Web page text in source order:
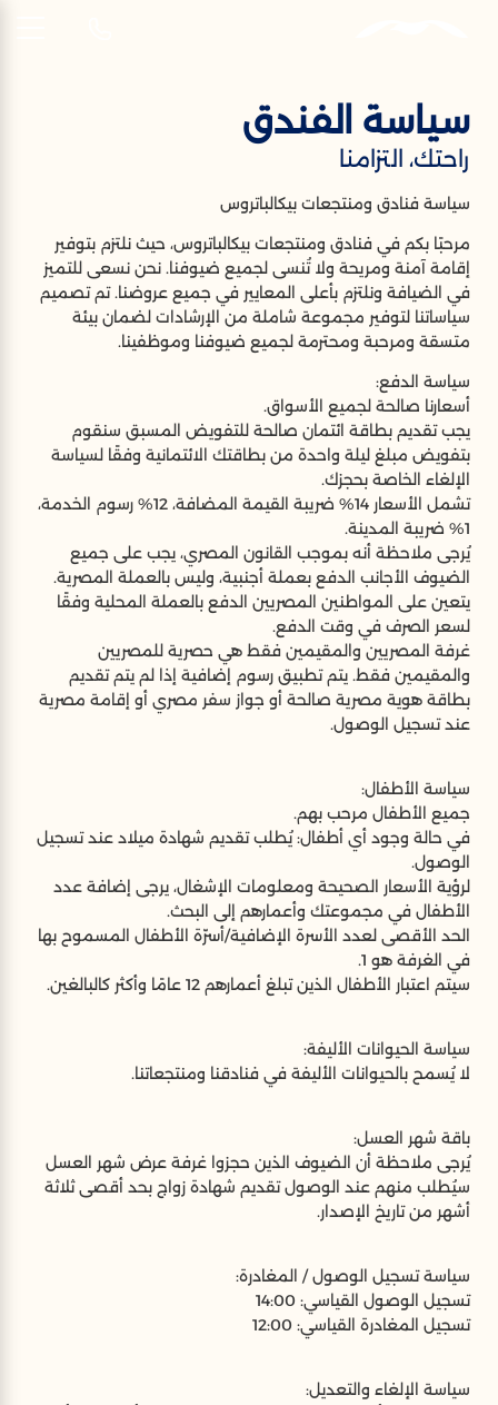
سياسة الفندق
راحتك، التزامنا
سياسة الفندق
راحتك، التزامنا
سياسة فنادق ومنتجعات بيكالباتروس
مرحبًا بكم في فنادق ومنتجعات بيكالباتروس، حيث نلتزم بتوفير
إقامة آمنة ومريحة ولا تُنسى لجميع ضيوفنا. نحن نسعى للتميز
في الضيافة ونلتزم بأعلى المعايير في جميع عروضنا. تم تصميم
سياساتنا لتوفير مجموعة شاملة من الإرشادات لضمان بيئة
متسقة ومرحبة ومحترمة لجميع ضيوفنا وموظفينا.
سياسة الدفع:
أسعارنا صالحة لجميع الأسواق.
يجب تقديم بطاقة ائتمان صالحة للتفويض المسبق سنقوم
بتفويض مبلغ ليلة واحدة من بطاقتك الائتمانية وفقًا لسياسة
الإلغاء الخاصة بحجزك.
تشمل الأسعار 14% ضريبة القيمة المضافة، 12% رسوم الخدمة،
1% ضريبة المدينة.
يُرجى ملاحظة أنه بموجب القانون المصري، يجب على جميع
الضيوف الأجانب الدفع بعملة أجنبية، وليس بالعملة المصرية.
يتعين على المواطنين المصريين الدفع بالعملة المحلية وفقًا
لسعر الصرف في وقت الدفع.
غرفة المصريين والمقيمين فقط هي حصرية للمصريين
والمقيمين فقط. يتم تطبيق رسوم إضافية إذا لم يتم تقديم
بطاقة هوية مصرية صالحة أو جواز سفر مصري أو إقامة مصرية
عند تسجيل الوصول.
سياسة الأطفال:
جميع الأطفال مرحب بهم.
في حالة وجود أي أطفال: يُطلب تقديم شهادة ميلاد عند تسجيل
الوصول.
لرؤية الأسعار الصحيحة ومعلومات الإشغال، يرجى إضافة عدد
الأطفال في مجموعتك وأعمارهم إلى البحث.
الحد الأقصى لعدد الأسرة الإضافية/أسرّة الأطفال المسموح بها
في الغرفة هو 1.
سيتم اعتبار الأطفال الذين تبلغ أعمارهم 12 عامًا وأكثر كالبالغين.
سياسة الحيوانات الأليفة:
لا يُسمح بالحيوانات الأليفة في فنادقنا ومنتجعاتنا.
باقة شهر العسل:
يُرجى ملاحظة أن الضيوف الذين حجزوا غرفة عرض شهر العسل
سيُطلب منهم عند الوصول تقديم شهادة زواج بحد أقصى ثلاثة
أشهر من تاريخ الإصدار.
سياسة تسجيل الوصول / المغادرة:
تسجيل الوصول القياسي: 14:00
تسجيل المغادرة القياسي: 12:00
سياسة الإلغاء والتعديل: